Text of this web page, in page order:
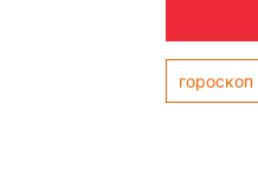
гороскоп